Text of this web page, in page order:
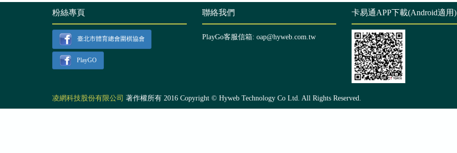
粉絲專頁
臺北市體育總會圍棋協會
PlayGO
聯絡我們
PlayGo客服信箱: oap@hyweb.com.tw
卡易通APP下載(Android適用)
凌網科技股份有限公司 著作權所有 2016 Copyright © Hyweb Technology Co Ltd. All Rights Reserved.